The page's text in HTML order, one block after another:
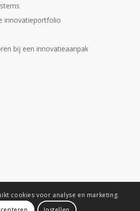
innovatieportfolio
bij een innovatieaanpak
cookies voor analyse en marketing.